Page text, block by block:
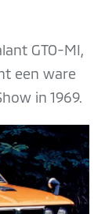
GTO-MI,
een ware
in 1969.